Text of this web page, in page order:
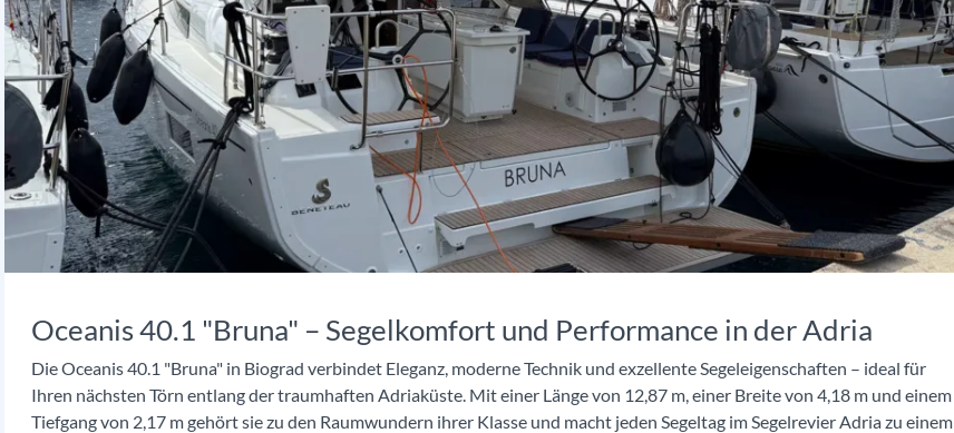
Oceanis 40.1 "Bruna" – Segelkomfort und Performance in der Adria
Die Oceanis 40.1 "Bruna" in Biograd verbindet Eleganz, moderne Technik und exzellente Segeleigenschaften – ideal für
Ihren nächsten Törn entlang der traumhaften Adriaküste. Mit einer Länge von 12,87 m, einer Breite von 4,18 m und einem
Tiefgang von 2,17 m gehört sie zu den Raumwundern ihrer Klasse und macht jeden Segeltag im Segelrevier Adria zu einem